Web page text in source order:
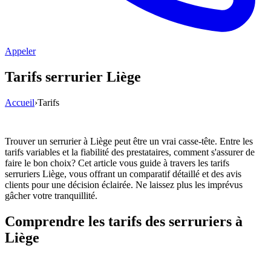
Appeler
Tarifs serrurier Liège
Accueil›Tarifs
Trouver un serrurier à Liège peut être un vrai casse-tête. Entre les
tarifs variables et la fiabilité des prestataires, comment s'assurer de
faire le bon choix? Cet article vous guide à travers les tarifs
serruriers Liège, vous offrant un comparatif détaillé et des avis
clients pour une décision éclairée. Ne laissez plus les imprévus
gâcher votre tranquillité.
Comprendre les tarifs des serruriers à
Liège